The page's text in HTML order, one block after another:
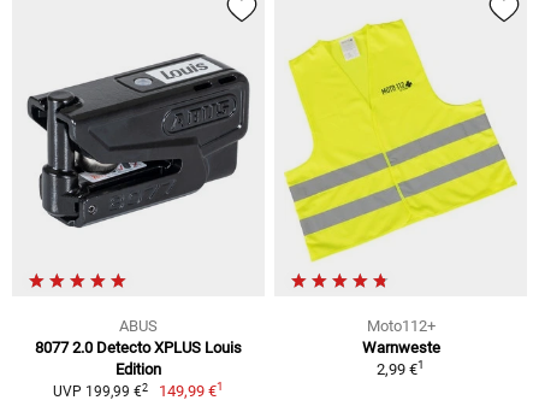
ABUS
8077 2.0 Detecto XPLUS Louis
Edition
UVP 199,99 €2 149,99 €1
Moto112+
Warnweste
2,99 €1